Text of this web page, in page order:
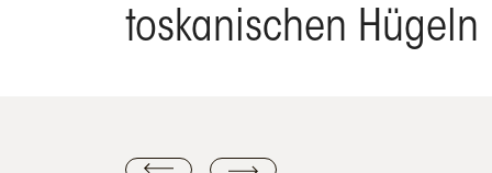
toskanischen Hügeln